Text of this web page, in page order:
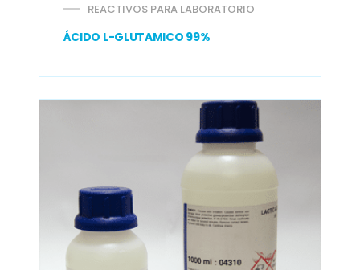
REACTIVOS PARA LABORATORIO
ÁCIDO L-GLUTAMICO 99%